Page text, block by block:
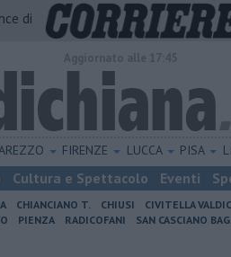
di
FIRENZE LUCCA PISA
Cultura e Spettacolo Eventi
CHIANCIANO T. CHIUSI CIVITELLA
PIENZA RADICOFANI SAN CASCIANO